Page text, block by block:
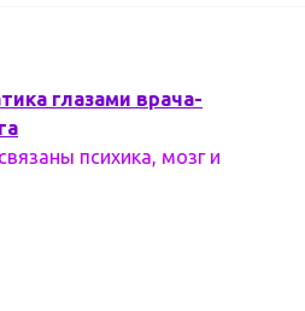
глазами врача-
психика, мозг и